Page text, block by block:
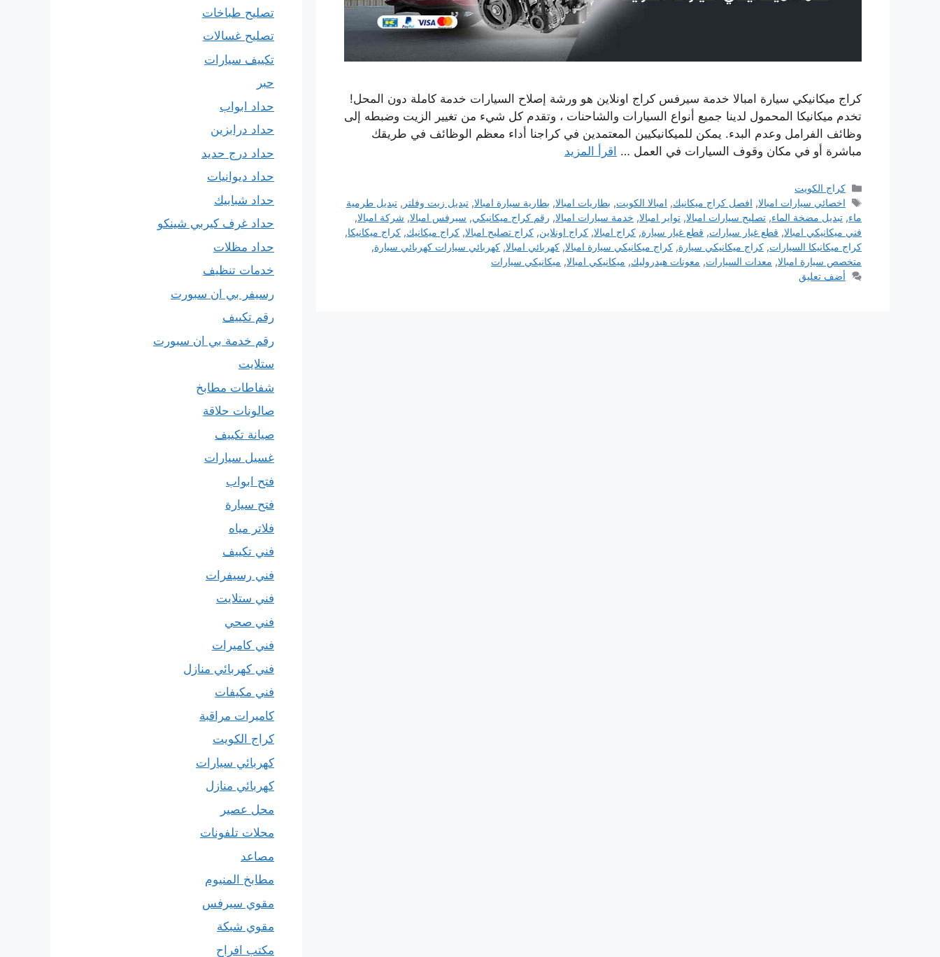
كراج ميكانيكي سيارة امبالا خدمة سيرفس كراج اونلاين هو ورشة إصلاح السيارات خدمة كاملة دون المحل!
تخدم ميكانيكا المحمول لدينا جميع أنواع السيارات والشاحنات ، وتقدم كل شيء من تغيير الزيت وضبطه إلى
وظائف الفرامل وعدم البدء. يمكن للميكانيكيين المعتمدين في كراجنا أداء معظم الوظائف في طريقك
مباشرة أو في مكان وقوف السيارات في العمل … اقرأ المزيد
التصنيفات
كراج الكويت
الوسوم
اخصائي سيارات امبالا, افصل كراج ميكانيك, امبالا الكويت, بطاريات امبالا, بطارية سيارة امبالا,تبديل زيت وفلتر ,تبديل طرمية
ماء, تبديل مضخة الماء, تصليح سيارات امبالا, تواير امبالا, خدمة سيارات امبالا, رقم كراج ميكانيكي, سيرفس امبالا, شركة امبالا,
فني ميكانيكي امبالا, قطع غيار سيارات, قطع غيار سيارة, كراج امبالا, كراج اونلاين, كراج تصليح امبالا, كراج ميكانيك, كراج ميكانيكا,
كراج ميكانيكا السيارات, كراج ميكانيكي سيارة, كراج ميكانيكي سيارة امبالا, كهربائي امبالا, كهربائي سيارات كهربائي سيارة,
متخصص سيارة امبالا, معدات السيارات, معونات هيدروليك, ميكانيكي امبالا, ميكانيكي سيارات
أضف تعليق
تصليح طباخات
تصليح غسالات
تكييف سيارات
حبر
حداد ابواب
حداد درابزين
حداد درج حديد
حداد ديوانيات
حداد شبابيك
حداد غرف كيربي شينكو
حداد مظلات
خدمات تنظيف
رسيفر بي ان سبورت
رقم تكييف
رقم خدمة بي ان سبورت
ستلايت
شفاطات مطابخ
صالونات حلاقة
صيانة تكييف
غسيل سيارات
فتح ابواب
فتح سيارة
فلاتر مياه
فني تكييف
فني رسيفرات
فني ستلايت
فني صحي
فني كاميرات
فني كهربائي منازل
فني مكيفات
كاميرات مراقبة
كراج الكويت
كهربائي سيارات
كهربائي منازل
محل عصير
محلات تلفونات
مصاعد
مطابخ المنيوم
مقوي سيرفس
مقوي شبكة
مكتب افراح